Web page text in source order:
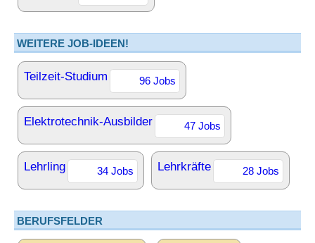
WEITERE JOB-IDEEN!
Teilzeit-Studium 96 Jobs
Elektrotechnik-Ausbilder 47 Jobs
Lehrling 34 Jobs Lehrkräfte 28 Jobs
BERUFSFELDER